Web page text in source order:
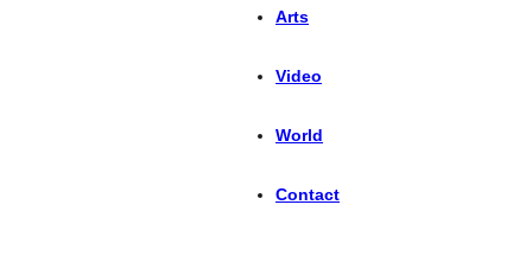
Arts
Video
World
Contact